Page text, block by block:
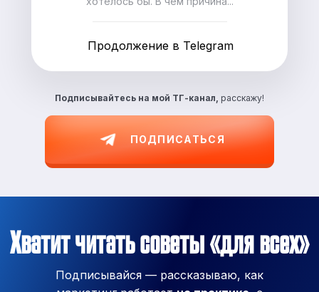
Подписывайтесь на мой ТГ-канал, расскажу!
ПОДПИСАТЬСЯ
Продолжение в Telegram
Хватит читать советы «для всех»
Подписывайся — рассказываю, как